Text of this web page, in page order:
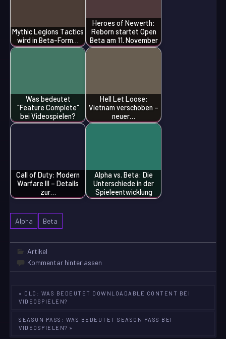
Mythic Legions Tactics
wird in Beta-Form…
Heroes of Newerth:
Reborn startet Open
Beta am 11. November
Was bedeutet
"Feature Complete"
bei Videospielen?
Hell Let Loose:
Vietnam verschoben –
neuer…
Call of Duty: Modern
Warfare III – Details
zur…
Alpha vs. Beta: Die
Unterschiede in der
Spieleentwicklung
Alpha Beta
Artikel
Kommentar hinterlassen
Beitragsnavigation
« DLC: WAS BEDEUTET DOWNLOADABLE CONTENT BEI
VIDEOSPIELEN?
SEASON PASS: WAS BEDEUTET SEASON PASS BEI
VIDEOSPIELEN? »